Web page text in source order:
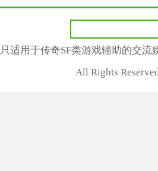
适用于传奇SF类游戏辅助的交
All Rights